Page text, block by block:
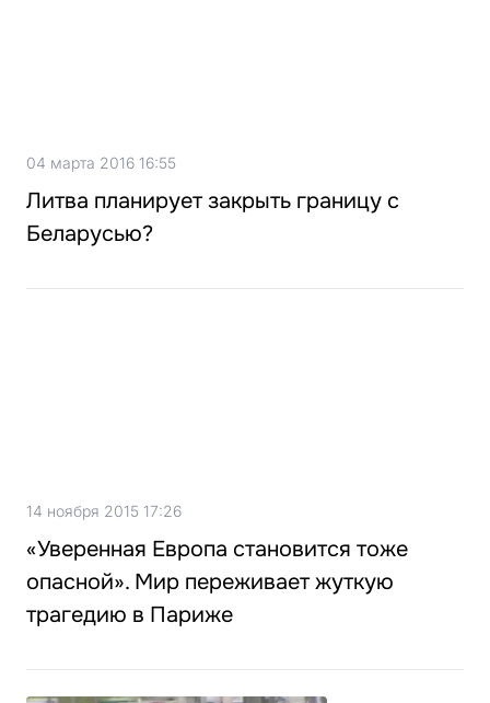
04 марта 2016 16:55
Литва планирует закрыть границу с
Беларусью?
14 ноября 2015 17:26
«Уверенная Европа становится тоже
опасной». Мир переживает жуткую
трагедию в Париже